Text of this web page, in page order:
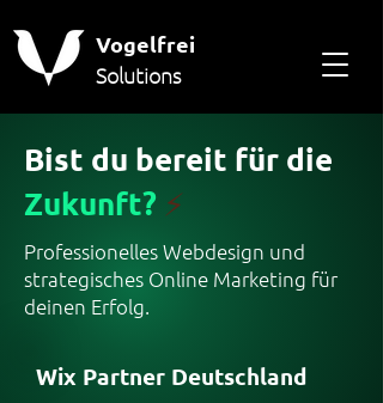
Vogelfrei
Solutions
Bist du bereit für die
Zukunft? ⚡️
Professionelles Webdesign und
strategisches Online Marketing für
deinen Erfolg.
Wix Partner Deutschland